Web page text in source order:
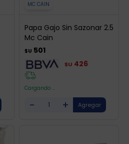
MC CAIN
Papa Gajo Sin Sazonar 2.5
Mc Cain
$U 501
$U 426
Cargando ...
- +